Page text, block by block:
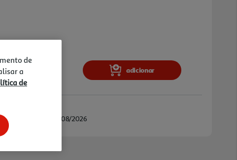
garantem estabilidade para os seus
intuitivo da chama . Para sua total
um sistema de segurança eletromagnético em
automaticamente o gás caso a chama se
modernas que não abdicam da eficiência do
adicionar
24/08/2026 e 25/08/2026
de
a
de